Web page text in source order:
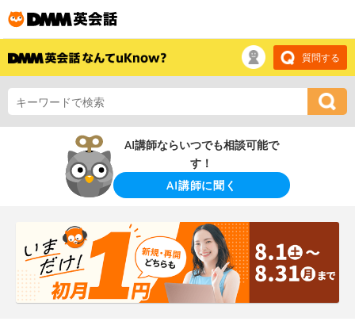
質問する
AI講師ならいつでも相談可能で
す！
AI講師に聞く